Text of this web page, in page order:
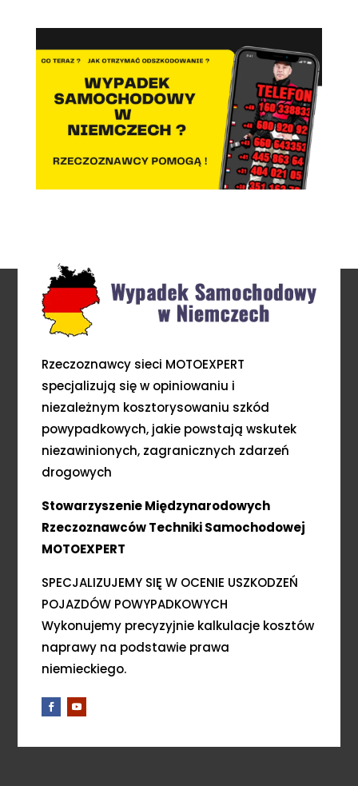
Rzeczoznawcy sieci MOTOEXPERT
specjalizują się w opiniowaniu i
niezależnym kosztorysowaniu szkód
powypadkowych, jakie powstają wskutek
niezawinionych, zagranicznych zdarzeń
drogowych
Stowarzyszenie Międzynarodowych
Rzeczoznawców Techniki Samochodowej
MOTOEXPERT
SPECJALIZUJEMY SIĘ W OCENIE USZKODZEŃ
POJAZDÓW POWYPADKOWYCH
Wykonujemy precyzyjnie kalkulacje kosztów
naprawy na podstawie prawa
niemieckiego.